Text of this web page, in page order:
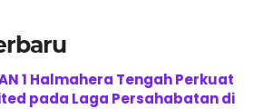
1 Halmahera Tengah Perkuat
pada Laga Persahabatan di